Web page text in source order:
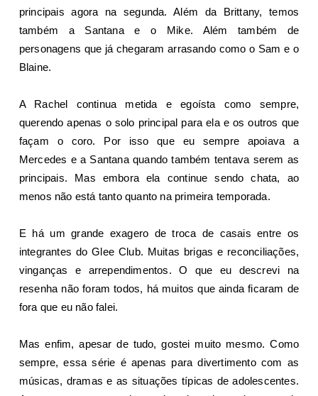
principais agora na segunda. Além da Brittany, temos
também a Santana e o Mike. Além também de
personagens que já chegaram arrasando como o Sam e o
Blaine.
A Rachel continua metida e egoísta como sempre,
querendo apenas o solo principal para ela e os outros que
façam o coro. Por isso que eu sempre apoiava a
Mercedes e a Santana quando também tentava serem as
principais. Mas embora ela continue sendo chata, ao
menos não está tanto quanto na primeira temporada.
E há um grande exagero de troca de casais entre os
integrantes do Glee Club. Muitas brigas e reconciliações,
vinganças e arrependimentos. O que eu descrevi na
resenha não foram todos, há muitos que ainda ficaram de
fora que eu não falei.
Mas enfim, apesar de tudo, gostei muito mesmo. Como
sempre, essa série é apenas para divertimento com as
músicas, dramas e as situações típicas de adolescentes.